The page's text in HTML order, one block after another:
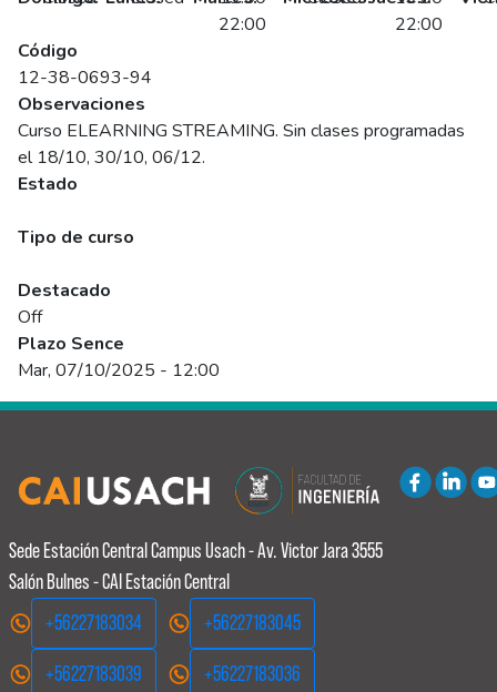
22:00
22:00
Código
12-38-0693-94
Observaciones
Curso ELEARNING STREAMING. Sin clases programadas
el 18/10, 30/10, 06/12.
Estado
Tipo de curso
Destacado
Off
Plazo Sence
Mar, 07/10/2025 - 12:00
Sede Estación Central Campus Usach - Av. Victor Jara 3555
Salón Bulnes - CAI Estación Central
+56227183034
+56227183045
+56227183039 +56227183036